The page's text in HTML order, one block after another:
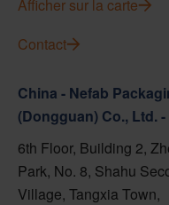
Afficher sur la carte
Contact
China - Nefab
(Dongguan) Co., Ltd.
6th Floor, Building 2,
Park, No. 8, Shahu
Village, Tangxia Town,